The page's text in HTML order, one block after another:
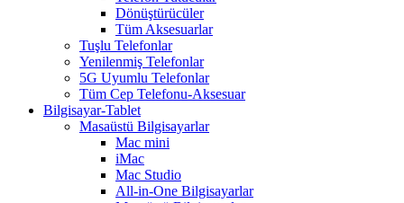
Dönüştürücüler
Tüm Aksesuarlar
Tuşlu Telefonlar
Yenilenmiş Telefonlar
5G Uyumlu Telefonlar
Tüm Cep Telefonu-Aksesuar
Bilgisayar-Tablet
Masaüstü Bilgisayarlar
Mac mini
iMac
Mac Studio
All-in-One Bilgisayarlar